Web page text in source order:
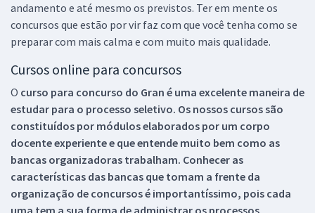
andamento e até mesmo os previstos. Ter em mente os
concursos que estão por vir faz com que você tenha como se
preparar com mais calma e com muito mais qualidade.
Cursos online para concursos
O curso para concurso do Gran é uma excelente maneira de
estudar para o processo seletivo. Os nossos cursos são
constituídos por módulos elaborados por um corpo
docente experiente e que entende muito bem como as
bancas organizadoras trabalham. Conhecer as
características das bancas que tomam a frente da
organização de concursos é importantíssimo, pois cada
uma tem a sua forma de administrar os processos